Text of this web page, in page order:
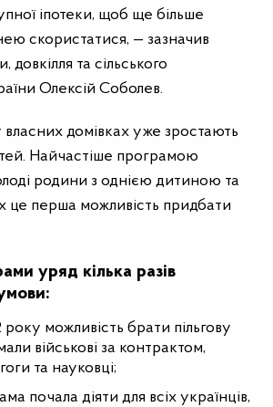
іпотеки, щоб ще більше
скористатися, — зазначив
довкілля та сільського
Олексій Соболев.
домівках уже зростають
Найчастіше програмою
родини з однією дитиною та
це перша можливість придбати
уряд кілька разів
року можливість брати пільгову
військові за контрактом,
та науковці;
почала діяти для всіх українців,